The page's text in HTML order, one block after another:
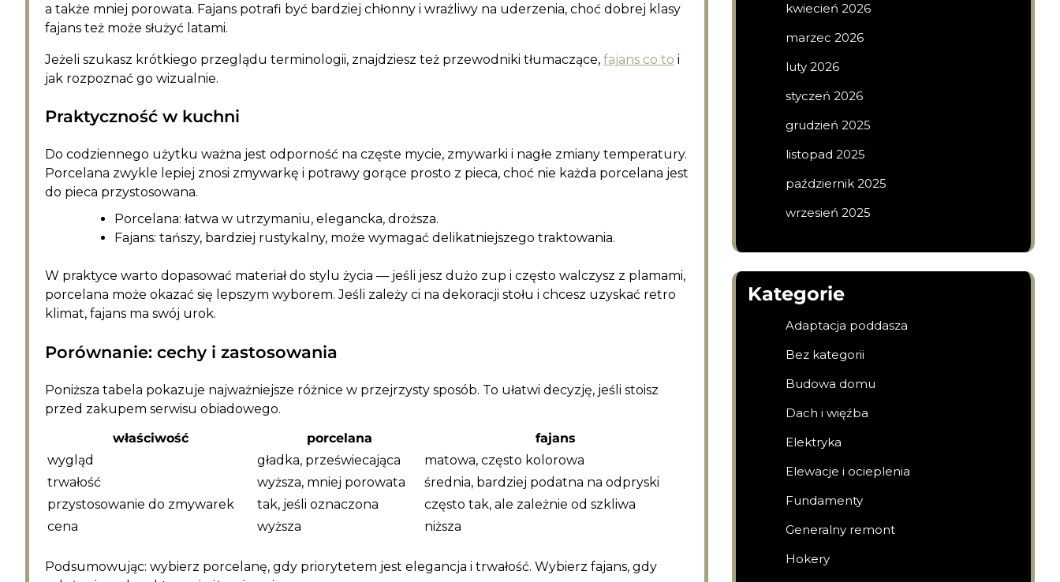
a także mniej porowata. Fajans potrafi być bardziej chłonny i wrażliwy na uderzenia, choć dobrej klasy
fajans też może służyć latami.
Jeżeli szukasz krótkiego przeglądu terminologii, znajdziesz też przewodniki tłumaczące, fajans co to i
jak rozpoznać go wizualnie.
Praktyczność w kuchni
Do codziennego użytku ważna jest odporność na częste mycie, zmywarki i nagłe zmiany temperatury.
Porcelana zwykle lepiej znosi zmywarkę i potrawy gorące prosto z pieca, choć nie każda porcelana jest
do pieca przystosowana.
Porcelana: łatwa w utrzymaniu, elegancka, droższa.
Fajans: tańszy, bardziej rustykalny, może wymagać delikatniejszego traktowania.
W praktyce warto dopasować materiał do stylu życia — jeśli jesz dużo zup i często walczysz z plamami,
porcelana może okazać się lepszym wyborem. Jeśli zależy ci na dekoracji stołu i chcesz uzyskać retro
klimat, fajans ma swój urok.
Porównanie: cechy i zastosowania
Poniższa tabela pokazuje najważniejsze różnice w przejrzysty sposób. To ułatwi decyzję, jeśli stoisz
przed zakupem serwisu obiadowego.
właściwość
porcelana
fajans
wygląd
gładka, przeświecająca
matowa, często kolorowa
trwałość
wyższa, mniej porowata
średnia, bardziej podatna na odpryski
przystosowanie do zmywarek
tak, jeśli oznaczona
często tak, ale zależnie od szkliwa
cena
wyższa niższa
Podsumowując: wybierz porcelanę, gdy priorytetem jest elegancja i trwałość. Wybierz fajans, gdy
kwiecień 2026
marzec 2026
luty 2026
styczeń 2026
grudzień 2025
listopad 2025
październik 2025
wrzesień 2025
Kategorie
Adaptacja poddasza
Bez kategorii
Budowa domu
Dach i więźba
Elektryka
Elewacje i ocieplenia
Fundamenty
Generalny remont
Hokery